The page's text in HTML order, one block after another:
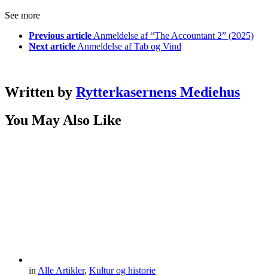
See more
Previous article Anmeldelse af “The Accountant 2” (2025)
Next article Anmeldelse af Tab og Vind
Written by Rytterkasernens Mediehus
You May Also Like
in Alle Artikler, Kultur og historie